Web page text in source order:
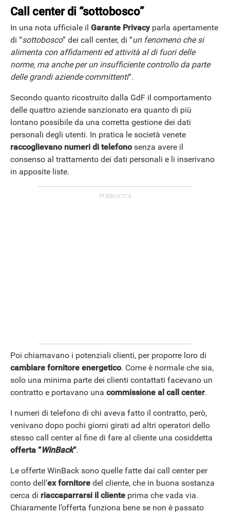
Call center di “sottobosco”
In una nota ufficiale il Garante Privacyparla apertamente
di “sottobosco” dei call center, di “un fenomeno che si
alimenta con affidamenti ed attività al di fuori delle
norme, ma anche per un insufficiente controllo da parte
delle grandi aziende committenti“.
Secondo quanto ricostruito dalla GdF il comportamento
delle quattro aziende sanzionato era quanto di più
lontano possibile da una corretta gestione dei dati
personali degli utenti. In pratica le società venete
raccoglievano numeri di telefonosenza avere il
consenso al trattamento dei dati personali e li inserivano
in apposite liste.
Poi chiamavano i potenziali clienti, per proporre loro di
cambiare fornitore energetico. Come è normale che sia,
solo una minima parte dei clienti contattati facevano un
contratto e portavano una commissione al call center.
I numeri di telefono di chi aveva fatto il contratto, però,
venivano dopo pochi giorni girati ad altri operatori dello
stesso call center al fine di fare al cliente una cosiddetta
offerta “WinBack“.
Le offerte WinBack sono quelle fatte dai call center per
conto dell’ex fornitore del cliente, che in buona sostanza
cerca di riaccaparrarsi il cliente prima che vada via.
Chiaramente l’offerta funziona bene se non è passato